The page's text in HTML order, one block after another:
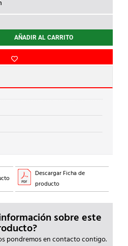
AÑADIR AL CARRITO
Descargar Ficha de
producto
sobre este
pondremos en contacto contigo.